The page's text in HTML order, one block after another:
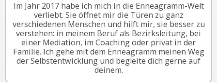
Im Jahr 2017 habe ich mich in die Enneagramm-Welt
verliebt. Sie öffnet mir die Türen zu ganz
verschiedenen Menschen und hilft mir, sie besser zu
verstehen: in meinem Beruf als Bezirksleitung, bei
einer Mediation, im Coaching oder privat in der
Familie. Ich gehe mit dem Enneagramm meinen Weg
der Selbstentwicklung und begleite dich gerne auf
deinem.